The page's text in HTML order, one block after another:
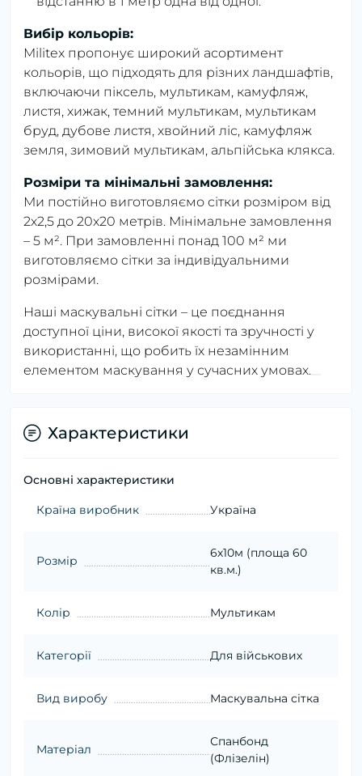
Вибір кольорів:
Militex пропонує широкий асортимент
кольорів, що підходять для різних ландшафтів,
включаючи піксель, мультикам, камуфляж,
листя, хижак, темний мультикам, мультикам
бруд, дубове листя, хвойний ліс, камуфляж
земля, зимовий мультикам, альпійська клякса.
Розміри та мінімальні замовлення:
Ми постійно виготовляємо сітки розміром від
2х2,5 до 20х20 метрів. Мінімальне замовлення
– 5 м². При замовленні понад 100 м² ми
виготовляємо сітки за індивідуальними
розмірами.
Наші маскувальні сітки – це поєднання
доступної ціни, високої якості та зручності у
використанні, що робить їх незамінним
елементом маскування у сучасних умовах.
Характеристики
Основні характеристики
Країна виробник Україна
Розмір
6х10м (площа 60
кв.м.)
Колір Мультикам
Категорії Для військових
Вид виробу Маскувальна сітка
Матеріал
Спанбонд
(Флізелін)